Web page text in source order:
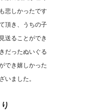
悲しかったです
頂き、うちの子
送ることができ
だったぬいぐる
でき嬉しかった
いました。